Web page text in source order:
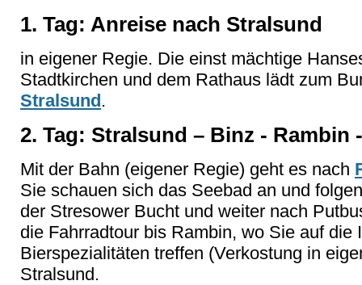
1. Tag: Anreise nach Stralsund
in eigener Regie. Die einst mächtige
Stadtkirchen und dem Rathaus lädt zum
Stralsund.
2. Tag: Stralsund – Binz - Rambin
Mit der Bahn (eigener Regie) geht es nach
Sie schauen sich das Seebad an und
der Stresower Bucht und weiter nach
die Fahrradtour bis Rambin, wo Sie auf
Bierspezialitäten treffen (Verkostung in
Stralsund.